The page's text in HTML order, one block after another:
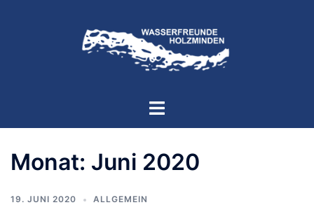
Menü
Monat: Juni 2020
19. JUNI 2020 ALLGEMEIN